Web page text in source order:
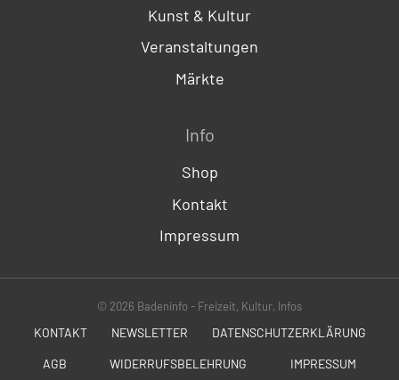
Kunst & Kultur
Veranstaltungen
Märkte
Info
Shop
Kontakt
Impressum
© 2026 Badeninfo - Freizeit, Kultur, Infos
KONTAKT NEWSLETTER DATENSCHUTZERKLÄRUNG
AGB WIDERRUFSBELEHRUNG IMPRESSUM